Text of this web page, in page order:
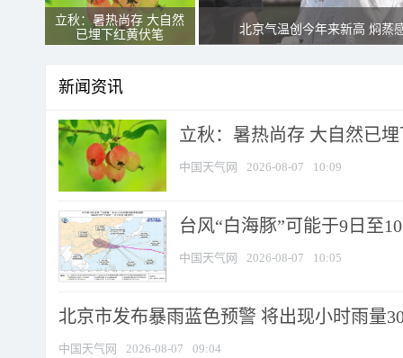
立秋：暑热尚存 大自然
已埋下红黄伏笔
北京气温创今年来新高 焖蒸
新闻资讯
立秋：暑热尚存 大自然已
中国天气网 2026-08-07 10:09
台风“白海豚”可能于9日至
中国天气网 2026-08-07 10:05
北京市发布暴雨蓝色预警 将出现小时雨量
中国天气网 2026-08-07 09:04